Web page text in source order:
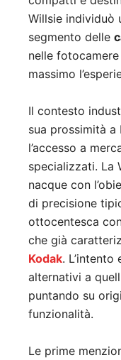
Willsie individuò
segmento delle
nelle
massimo
Il contesto
sua prossimità a
l’accesso a
specializzati. La
nacque con
di precisione
ottocentesca
che già
Kodak.
alternativi a
puntando su
funzionalità.
Le prime